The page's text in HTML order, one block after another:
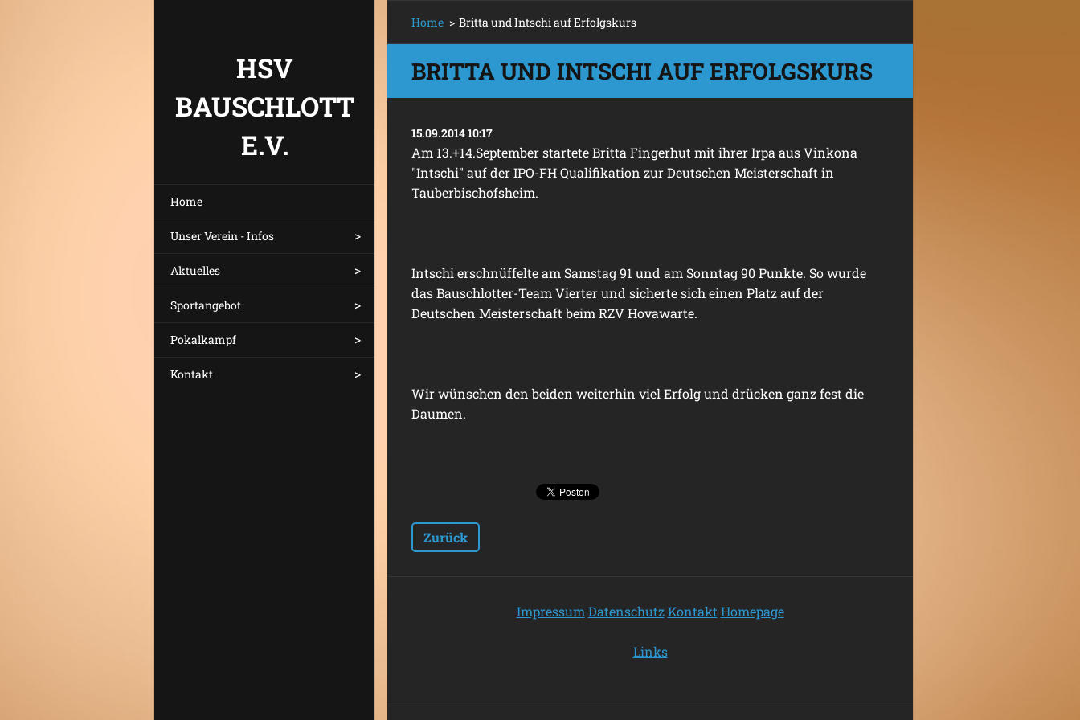
HSV
BAUSCHLOTT
E.V.
Home
Unser Verein - Infos
Aktuelles
Sportangebot
Pokalkampf
Kontakt
Home > Britta und Intschi auf Erfolgskurs
BRITTA UND INTSCHI AUF ERFOLGSKURS
15.09.2014 10:17
Am 13.+14.September startete Britta Fingerhut mit ihrer Irpa aus Vinkona
"Intschi" auf der IPO-FH Qualifikation zur Deutschen Meisterschaft in
Tauberbischofsheim.
Intschi erschnüffelte am Samstag 91 und am Sonntag 90 Punkte. So wurde
das Bauschlotter-Team Vierter und sicherte sich einen Platz auf der
Deutschen Meisterschaft beim RZV Hovawarte.
Wir wünschen den beiden weiterhin viel Erfolg und drücken ganz fest die
Daumen.
Zurück
Impressum Datenschutz Kontakt Homepage
Links